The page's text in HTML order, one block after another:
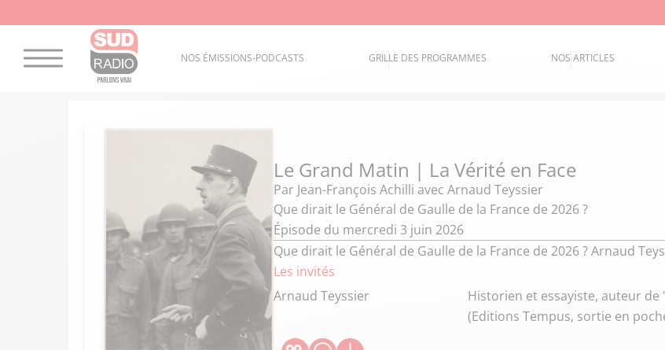
NOS ÉMISSIONS-PODCASTS GRILLE DES PROGRAMMES NOS ARTICLES
Le Grand Matin | La Vérité en Face
Par Jean-François Achilli avec Arnaud Teyssier
Que dirait le Général de Gaulle de la France de 2026 ?
Épisode du mercredi 3 juin 2026
Que dirait le Général de Gaulle de la France de 2026 ? Arnaud
Les invités
Arnaud Teyssier
Historien et essayiste, auteur de
(Editions Tempus, sortie en